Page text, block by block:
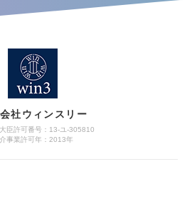
社ウィンスリー
臣許可番号：13-ユ-305810
事業許可年：2013年